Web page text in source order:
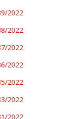
2022
2022
2022
2022
2022
2022
2022